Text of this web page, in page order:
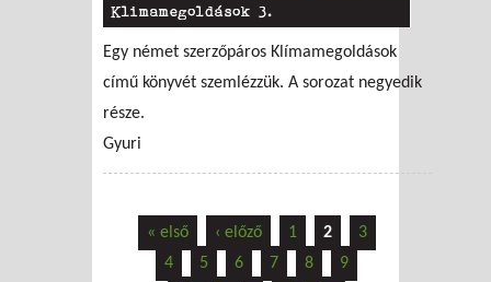
Klimamegoldások 3.
Egy német szerzőpáros Klímamegoldások
című könyvét szemlézzük. A sorozat negyedik
része.
Gyuri
« első ‹ előző 1 2
3
4
5 6 7 8
9